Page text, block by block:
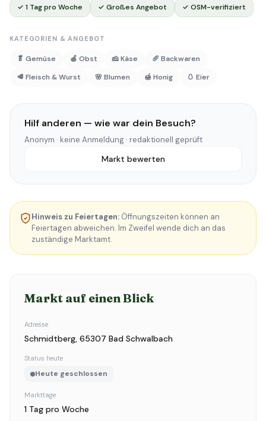
✓ 1 Tag pro Woche ✓ Großes Angebot ✓ OSM-verifiziert
KATEGORIEN & ANGEBOT
🥬 Gemüse 🍎 Obst 🧀 Käse
🥖 Backwaren
🥩 Fleisch & Wurst
🌸 Blumen 🍯 Honig 🥚 Eier
Hilf anderen — wie war dein Besuch?
Anonym · keine Anmeldung · redaktionell geprüft
Markt bewerten
Hinweis zu Feiertagen: Öffnungszeiten können an
Feiertagen abweichen. Im Zweifel wende dich an das
zuständige Marktamt.
Markt auf einen Blick
Adresse
Schmidtberg, 65307 Bad Schwalbach
Status heute
Heute geschlossen
Markttage
1 Tag pro Woche